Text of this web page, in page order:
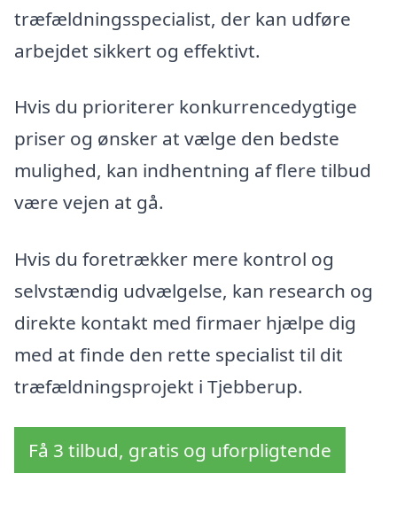
træfældningsspecialist, der kan udføre
arbejdet sikkert og effektivt.
Hvis du prioriterer konkurrencedygtige
priser og ønsker at vælge den bedste
mulighed, kan indhentning af flere tilbud
være vejen at gå.
Hvis du foretrækker mere kontrol og
selvstændig udvælgelse, kan research og
direkte kontakt med firmaer hjælpe dig
med at finde den rette specialist til dit
træfældningsprojekt i Tjebberup.
Få 3 tilbud, gratis og uforpligtende